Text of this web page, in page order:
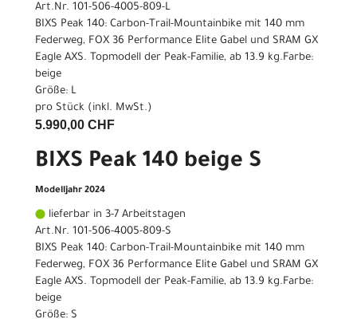
Art.Nr. 101-506-4005-809-L
BIXS Peak 140: Carbon-Trail-Mountainbike mit 140 mm
Federweg, FOX 36 Performance Elite Gabel und SRAM GX
Eagle AXS. Topmodell der Peak-Familie, ab 13.9 kg.Farbe:
beige
Größe: L
pro Stück (inkl. MwSt.)
5.990,00 CHF
BIXS Peak 140 beige S
Modelljahr 2024
lieferbar in 3-7 Arbeitstagen
Art.Nr. 101-506-4005-809-S
BIXS Peak 140: Carbon-Trail-Mountainbike mit 140 mm
Federweg, FOX 36 Performance Elite Gabel und SRAM GX
Eagle AXS. Topmodell der Peak-Familie, ab 13.9 kg.Farbe:
beige
Größe: S